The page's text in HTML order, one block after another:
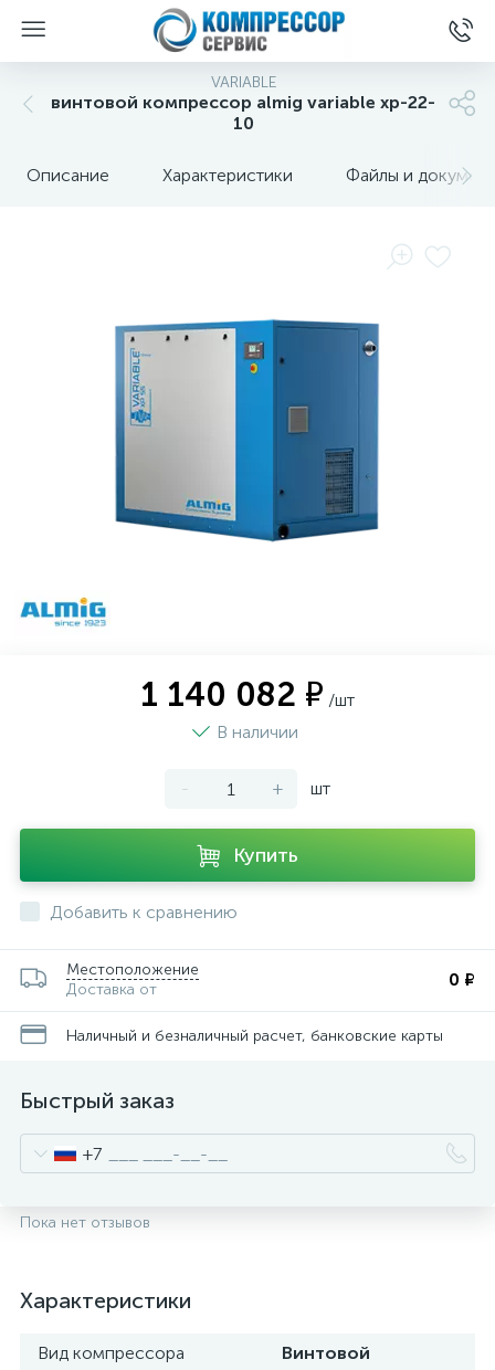
VARIABLE
винтовой компрессор almig variable xp-22-
10
Описание Характеристики Файлы и
1 140 082 ₽ /шт
В наличии
- + шт
Купить
Добавить к сравнению
Местоположение
Доставка от
0 ₽
Наличный и безналичный расчет, банковские карты
Быстрый заказ
+7
Пока нет отзывов
Характеристики
Вид компрессора
Винтовой